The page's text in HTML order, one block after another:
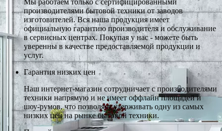
производителями бытовой техники от заводов
изготовителей. Вся наша продукция имеет
официальную гарантию производителя и обслуживание
в сервисных центрах. Покупая у нас - можете быть
уверенны в качестве предоставляемой продукции и
услуг.
Гарантия низких цен
Наш интернет-магазин сотрудничает с производителями
техники напрямую и не имеет оффлайн площадей и
шоу-румов, что позволяет удерживать одну из самых
низких цен на рынке бытовой техники.